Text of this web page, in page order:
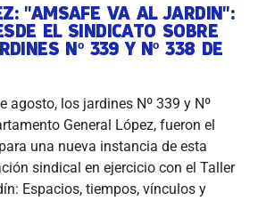
"AMSAFE VA AL JARDIN":
EL SINDICATO SOBRE
Nº 339 Y Nº 338 DE
agosto, los jardines Nº 339 y Nº
General López, fueron el
una nueva instancia de esta
sindical en ejercicio con el Taller
Espacios, tiempos, vínculos y